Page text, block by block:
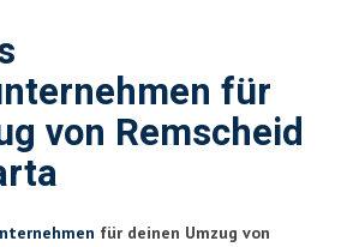
für
von Remscheid
für deinen Umzug von